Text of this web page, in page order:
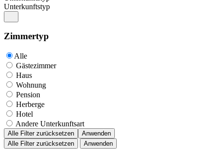
Unterkunftstyp
Zimmertyp
Alle
Gästezimmer
Haus
Wohnung
Pension
Herberge
Hotel
Andere Unterkunftsart
Alle Filter zurücksetzen
Anwenden
Alle Filter zurücksetzen
Anwenden